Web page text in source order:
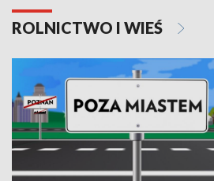
ROLNICTWO I WIEŚ